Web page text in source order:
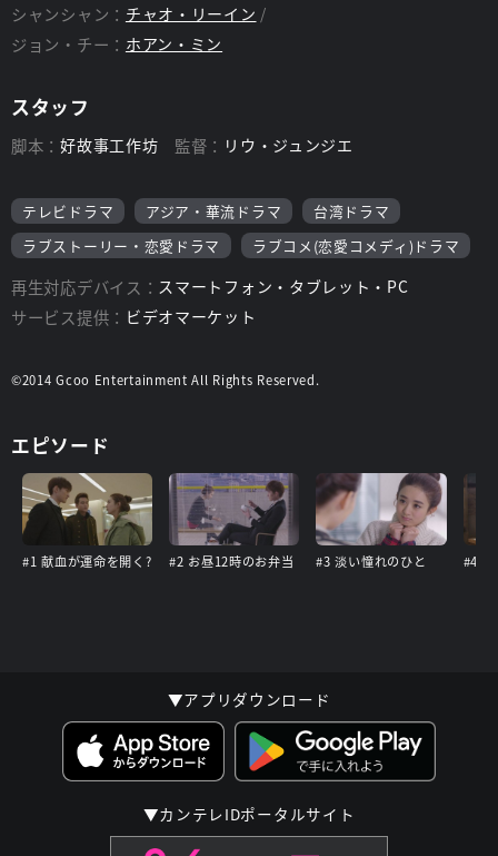
シャンシャン： チャオ・リーイン
ジョン・チー： ホアン・ミン
スタッフ
脚本：好故事工作坊 監督： リウ・ジュンジエ
テレビドラマ アジア・華流ドラマ
台湾ドラマ
ラブストーリー・恋愛ドラマ
ラブコメ(恋愛コメディ)ドラマ
再生対応デバイス： スマートフォン・タブレット・PC
サービス提供： ビデオマーケット
©2014 Gcoo Entertainment All Rights Reserved.
エピソード
#1 献血が運命を開く? #2 お昼12時のお弁当 #3 淡い憧れのひと
▼アプリダウンロード
▼カンテレIDポータルサイト